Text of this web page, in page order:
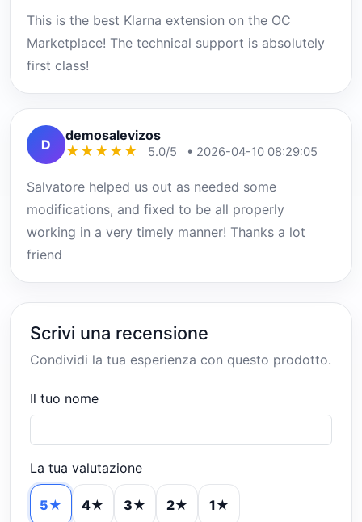
This is the best Klarna extension on the OC
Marketplace! The technical support is absolutely
first class!
D
demosalevizos
★ ★ ★ ★ ★ 5.0/5 • 2026-04-10 08:29:05
Salvatore helped us out as needed some
modifications, and fixed to be all properly
working in a very timely manner! Thanks a lot
friend
Scrivi una recensione
Condividi la tua esperienza con questo prodotto.
Il tuo nome
La tua valutazione
5★ 4★ 3★ 2★ 1★